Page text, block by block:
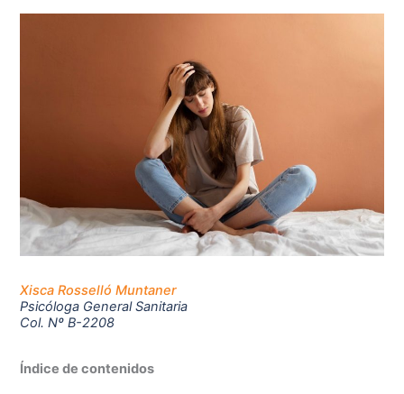
Xisca Rosselló Muntaner
Psicóloga General Sanitaria
Col. Nº B-2208
Índice de contenidos